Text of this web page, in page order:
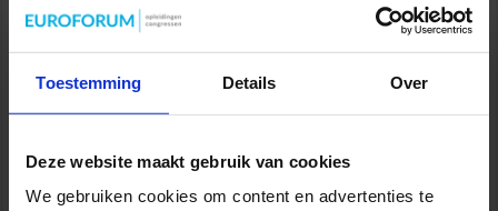
Toestemming Details Over
Deze website maakt gebruik van cookies
We gebruiken cookies om content en advertenties te
VEILIGHEID